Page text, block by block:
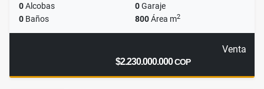
0Alcobas 0Garaje
0 Baños 800Área m2
Venta
$2.230.000.000COP